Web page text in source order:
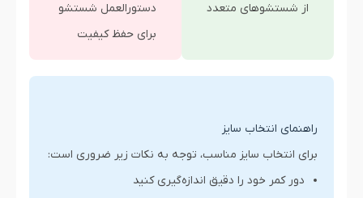
از شستشوهای متعدد
دستورالعمل شستشو
برای حفظ کیفیت
راهنمای انتخاب سایز
برای انتخاب سایز مناسب، توجه به نکات زیر ضروری است:
دور کمر خود را دقیق اندازه‌گیری کنید